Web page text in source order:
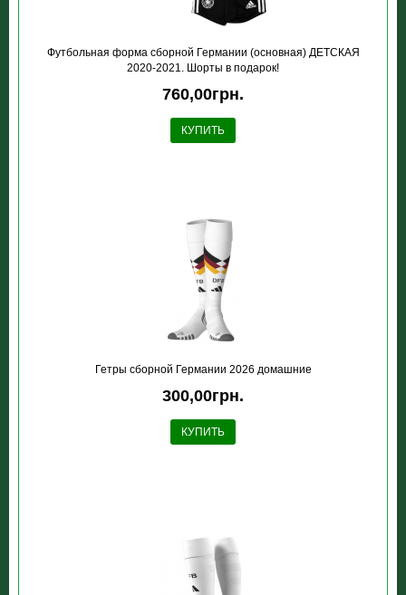
Футбольная форма сборной Германии (основная) ДЕТСКАЯ
2020-2021. Шорты в подарок!
760,00грн.
КУПИТЬ
Гетры сборной Германии 2026 домашние
300,00грн.
КУПИТЬ